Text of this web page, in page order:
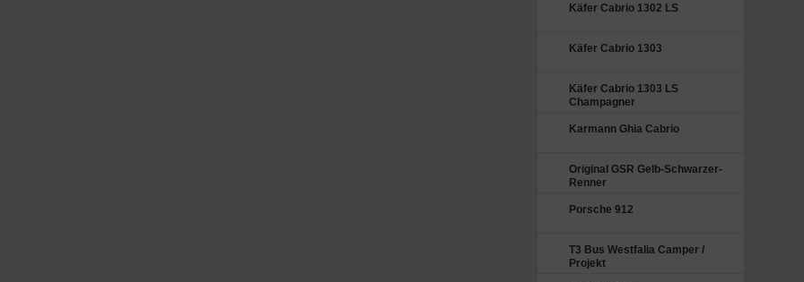
Käfer Cabrio 1302 LS
Käfer Cabrio 1303
Käfer Cabrio 1303 LS
Champagner
Karmann Ghia Cabrio
Original GSR Gelb-Schwarzer-
Renner
Porsche 912
T3 Bus Westfalia Camper /
Projekt